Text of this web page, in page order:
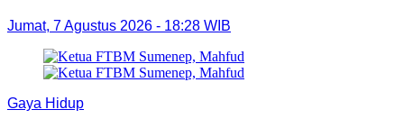
Jumat, 7 Agustus 2026 - 18:28 WIB
Gaya Hidup